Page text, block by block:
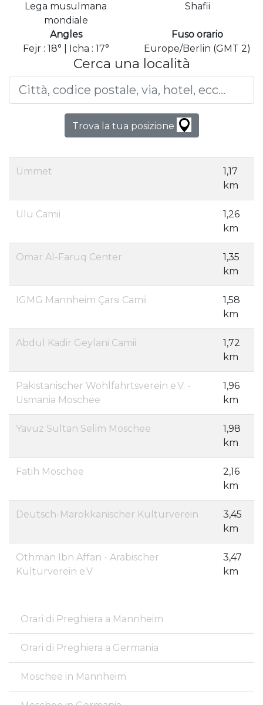
Lega musulmana
mondiale
Shafii
Angles
Fejr : 18° | Icha : 17°
Fuso orario
Europe/Berlin (GMT 2)
Cerca una località
Trova la tua posizione
Ümmet
1,17
km
Ulu Camii
1,26
km
Omar Al-Faruq Center
1,35
km
IGMG Mannheim Çarsi Camii
1,58
km
Abdul Kadir Geylani Camii
1,72
km
Pakistanischer Wohlfahrtsverein e.V. -
Usmania Moschee
1,96
km
Yavuz Sultan Selim Moschee
1,98
km
Fatih Moschee
2,16
km
Deutsch-Marokkanischer Kulturverein
3,45
km
Othman Ibn Affan - Arabischer
Kulturverein e.V
3,47
km
Orari di Preghiera a Mannheim
Orari di Preghiera a Germania
Moschee in Mannheim